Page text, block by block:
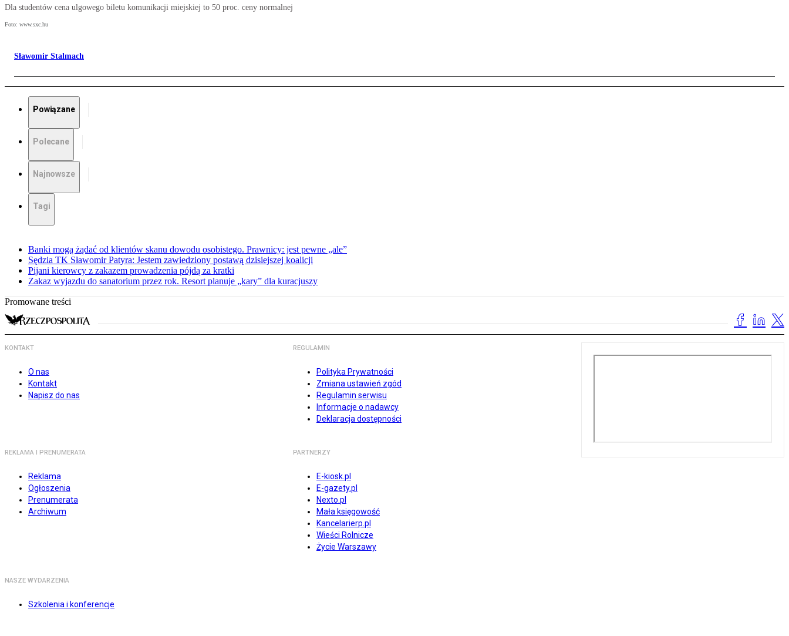
Dla studentów cena ulgowego biletu komunikacji miejskiej to 50 proc. ceny normalnej
Foto: www.sxc.hu
Sławomir Stalmach
Powiązane
Polecane
Najnowsze
Tagi
Banki mogą żądać od klientów skanu dowodu osobistego. Prawnicy: jest pewne „ale”
Sędzia TK Sławomir Patyra: Jestem zawiedziony postawą dzisiejszej koalicji
Pijani kierowcy z zakazem prowadzenia pójdą za kratki
Zakaz wyjazdu do sanatorium przez rok. Resort planuje „kary” dla kuracjuszy
Promowane treści
KONTAKT
O nas
Kontakt
Napisz do nas
REGULAMIN
Polityka Prywatności
Zmiana ustawień zgód
Regulamin serwisu
Informacje o nadawcy
Deklaracja dostępności
REKLAMA I PRENUMERATA
Reklama
Ogłoszenia
Prenumerata
Archiwum
PARTNERZY
E-kiosk.pl
E-gazety.pl
Nexto.pl
Mała księgowość
Kancelarierp.pl
Wieści Rolnicze
Życie Warszawy
NASZE WYDARZENIA
Szkolenia i konferencje